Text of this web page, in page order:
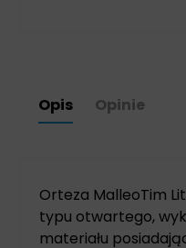
Opis Opinie
Orteza MalleoTim
typu otwartego,
materiału